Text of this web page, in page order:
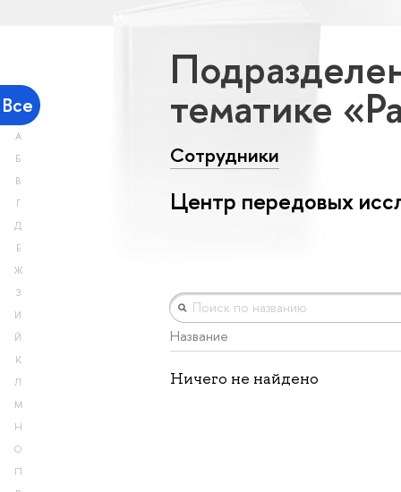
Все
А
Б
В
Г
Д
Е
Ж
З
И
Й
К
Л
М
Н
О
П
тематике
Сотрудники
Центр передовых
Название
Ничего не найдено